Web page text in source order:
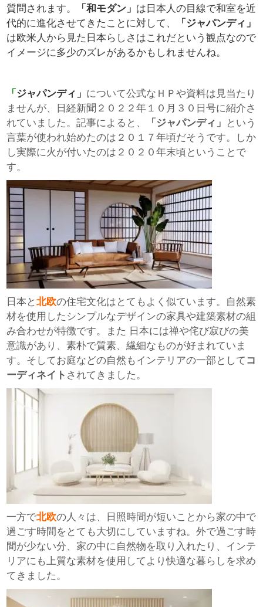
質問されます。
「和モダン」 は日本人の目線で和室を近
代的に進化させてきたことに対して、
「ジャパンディ」
は欧米人から見た日本らしさはこれだという観点なので
イメージに多少のズレがあるかもしれませんね。
「 ジャパンディ」 について公式なＨＰや資料は見当たり
ませんが、日経新聞２０２２年１０月３０日号に紹介さ
れていました。記事によると、
「ジャパンディ」
という
言葉が使われ始めたのは２０１７年頃だそうです。しか
し実際に火が付いたのは２０２０年末頃ということで
す。
日本と北欧の住宅文化はとてもよく似ています。自然素
材を使用したシンプルなデザインの家具や建築素材の組
み合わせが特徴です。また 日本には禅や侘び寂びの美
意識があり、素朴で質素、繊細なものが好まれていま
す。そしてお庭などの自然もインテリアの一部として コ
ーディネイト されてきました。
一方で北欧の人々は、日照時間が短いことから家の中で
過ごす時間をとても大切にしていますね。外で過ごす時
間が少ない分、家の中に自然物を取り入れたり、インテ
リアにも上質な素材を使用してより快適な暮らしを求め
てきました。